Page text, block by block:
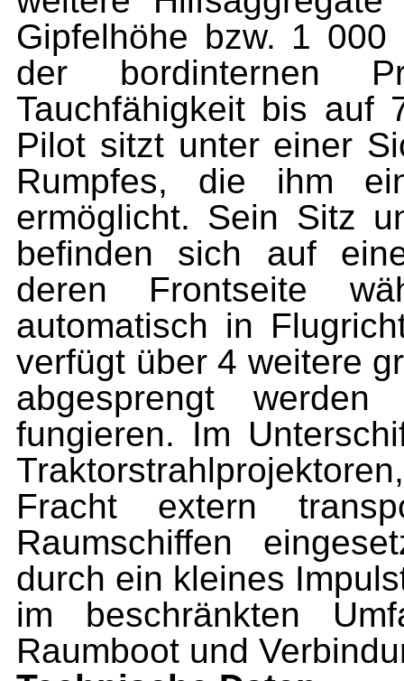
Gipfelhöhe bzw. 1 000
der bordinternen
Tauchfähigkeit bis auf
Pilot sitzt unter einer
Rumpfes, die ihm
ermöglicht. Sein Sitz
befinden sich auf
deren Frontseite
automatisch in
verfügt über 4 weitere
abgesprengt
fungieren. Im
Fracht extern
Raumschiffen
durch ein kleines
im beschränkten
Raumboot und